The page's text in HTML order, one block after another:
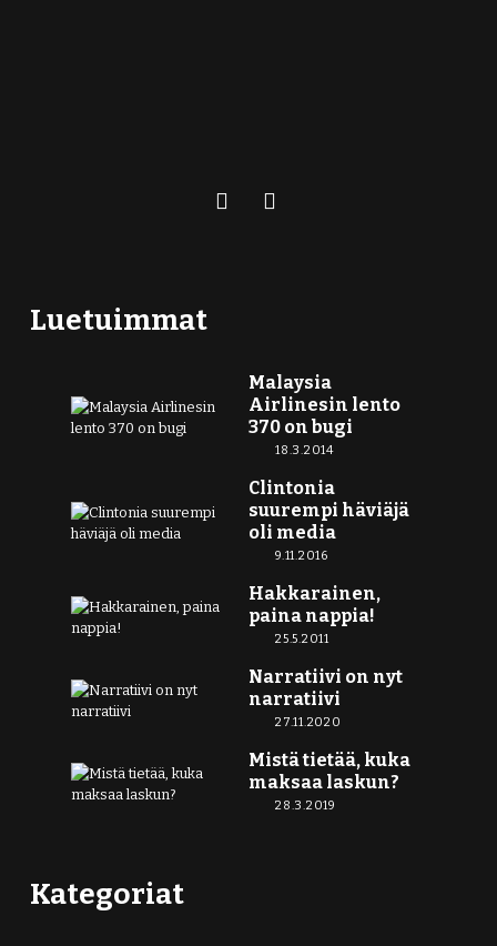
Luetuimmat
Malaysia
Airlinesin lento
370 on bugi
18.3.2014
Clintonia
suurempi häviäjä
oli media
9.11.2016
Hakkarainen,
paina nappia!
25.5.2011
Narratiivi on nyt
narratiivi
27.11.2020
Mistä tietää, kuka
maksaa laskun?
28.3.2019
Kategoriat